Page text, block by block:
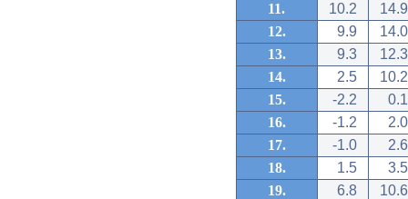
11.
10.2
14.9
12.
9.9
14.0
13.
9.3
12.3
14.
2.5
10.2
15.
-2.2
0.1
16.
-1.2
2.0
17.
-1.0
2.6
18.
1.5
3.5
19.
6.8
10.6